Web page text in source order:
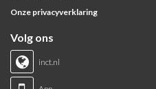
Onze privacyverklaring
Volg ons
inct.nl